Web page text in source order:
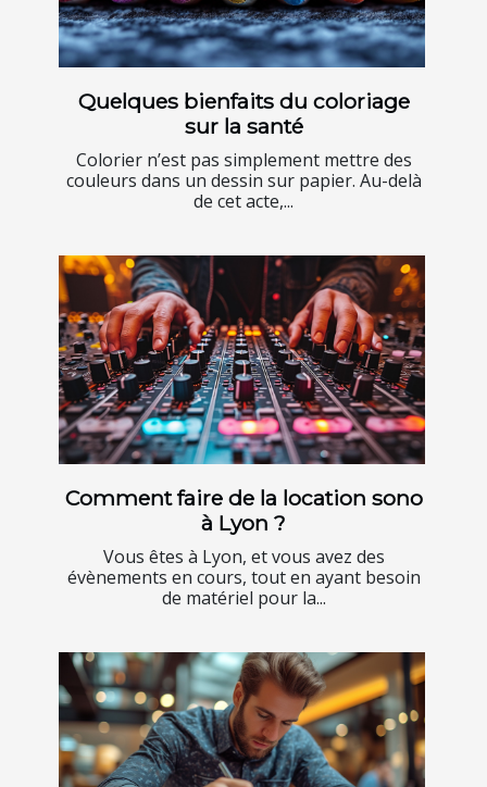
Quelques bienfaits du coloriage
sur la santé
Colorier n’est pas simplement mettre des
couleurs dans un dessin sur papier. Au-delà
de cet acte,...
Comment faire de la location sono
à Lyon ?
Vous êtes à Lyon, et vous avez des
évènements en cours, tout en ayant besoin
de matériel pour la...